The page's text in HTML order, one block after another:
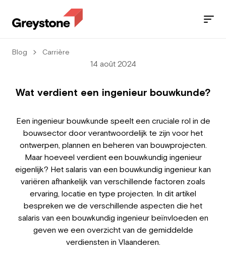
Travailleur
Employeur
Jobs
Blog
Contact
Blog Carrière
14 août 2024
Wat verdient een ingenieur bouwkunde?
Een ingenieur bouwkunde speelt een cruciale rol in de
bouwsector door verantwoordelijk te zijn voor het
ontwerpen, plannen en beheren van bouwprojecten.
Maar hoeveel verdient een bouwkundig ingenieur
eigenlijk? Het salaris van een bouwkundig ingenieur kan
variëren afhankelijk van verschillende factoren zoals
ervaring, locatie en type projecten. In dit artikel
bespreken we de verschillende aspecten die het
salaris van een bouwkundig ingenieur beïnvloeden en
geven we een overzicht van de gemiddelde
verdiensten in Vlaanderen.